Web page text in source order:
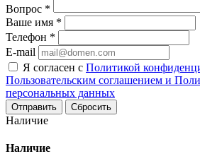
Вопрос *
Ваше имя *
Телефон *
E-mail
Я согласен с Политикой
Пользовательским соглашением и
персональных данных
Сбросить
Наличие
Наличие